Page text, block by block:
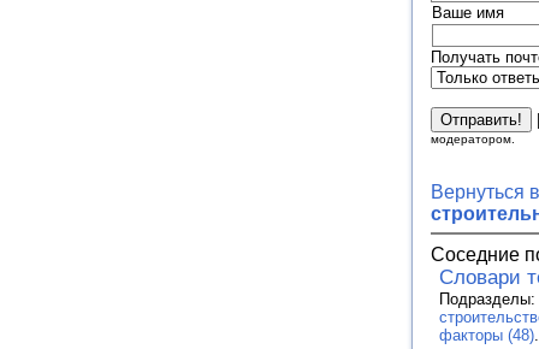
Ваше имя
Получать
модератором.
Вернуться
Соседние
Словари
Подразделы:
факторы (48)